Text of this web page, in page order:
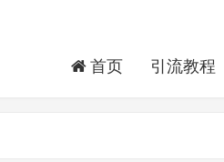
首页 引流教程